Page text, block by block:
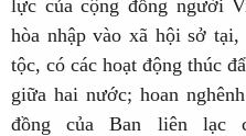
lực của cộng đồng người
hòa nhập vào xã hội sở
tộc, có các hoạt động thúc
giữa hai nước; hoan
đồng của Ban liên lạc